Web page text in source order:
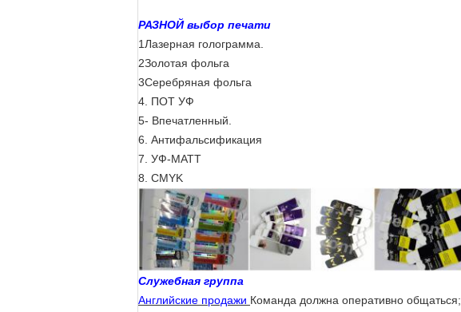
РАЗНОЙ выбор печати
1Лазерная голограмма.
2Золотая фольга
3Серебряная фольга
4. ПОТ УФ
5- Впечатленный.
6. Антифальсификация
7. УФ-МАТТ
8. CMYK
Служебная группа
Английские продажи Команда должна оперативно общаться;